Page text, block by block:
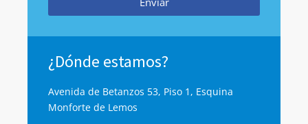
¿Dónde estamos?
Avenida de Betanzos 53, Piso 1, Esquina
Monforte de Lemos